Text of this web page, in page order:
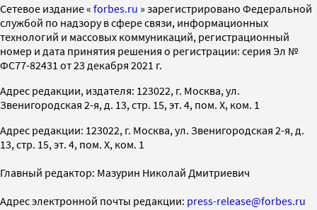
Cетевое издание « forbes.ru » зарегистрировано Федеральной
службой по надзору в сфере связи, информационных
технологий и массовых коммуникаций, регистрационный
номер и дата принятия решения о регистрации: серия Эл №
ФС77-82431 от 23 декабря 2021 г.
Адрес редакции, издателя: 123022, г. Москва, ул.
Звенигородская 2-я, д. 13, стр. 15, эт. 4, пом. X, ком. 1
Адрес редакции: 123022, г. Москва, ул. Звенигородская 2-я, д.
13, стр. 15, эт. 4, пом. X, ком. 1
Главный редактор: Мазурин Николай Дмитриевич
Адрес электронной почты редакции: press-release@forbes.ru